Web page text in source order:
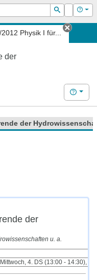
Suchen
Login Hilfe
Physik I für...
Tab
der
Hilfe
der
der
u. a.
4. DS (13:00 - 14:30),